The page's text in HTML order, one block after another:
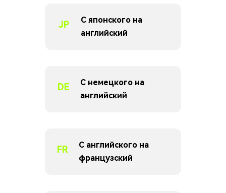
JP
С японского на
английский
DE
С немецкого на
английский
FR
С английского на
французский